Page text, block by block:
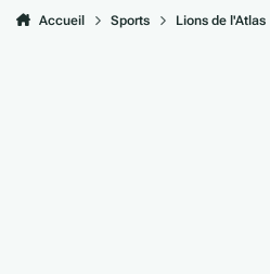
Accueil Sports Lions de l'Atlas